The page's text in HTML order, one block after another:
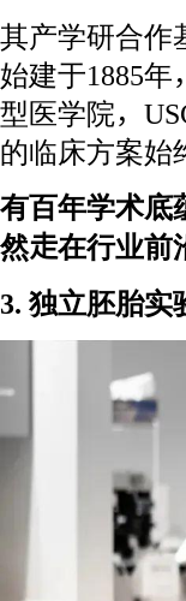
其产学研合
始建于1885年
型医学院，
的临床方案始
有百年学术底
然走在行业前
3. 独立胚胎实